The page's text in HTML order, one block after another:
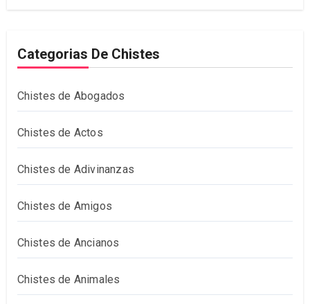
Categorias De Chistes
Chistes de Abogados
Chistes de Actos
Chistes de Adivinanzas
Chistes de Amigos
Chistes de Ancianos
Chistes de Animales